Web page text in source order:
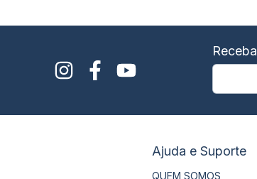
Ajuda e Suporte
QUEM SOMOS